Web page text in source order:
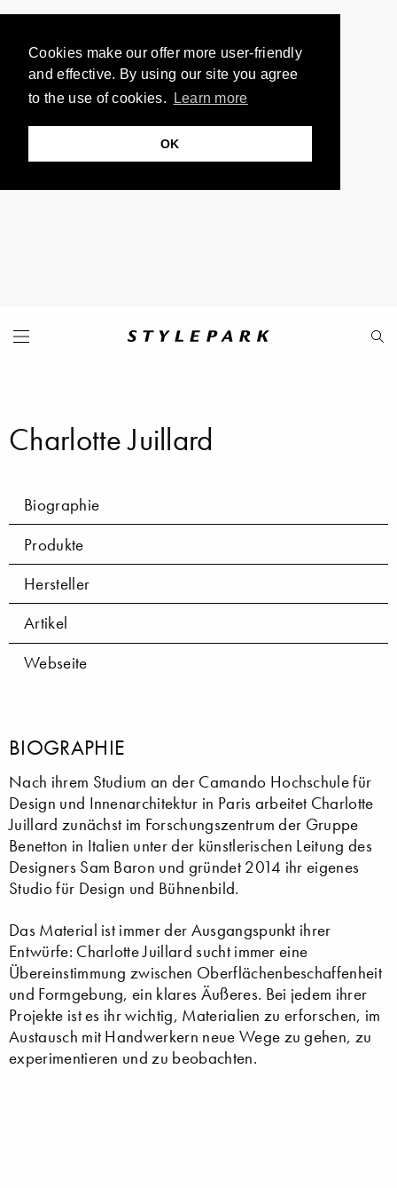
Cookies make our offer more user-friendly
and effective. By using our site you agree
to the use of cookies.
Learn more
OK
Charlotte Juillard
Biographie
Produkte
Hersteller
Artikel
Webseite
BIOGRAPHIE
Nach ihrem Studium an der Camando Hochschule für
Design und Innenarchitektur in Paris arbeitet Charlotte
Juillard zunächst im Forschungszentrum der Gruppe
Benetton in Italien unter der künstlerischen Leitung des
Designers Sam Baron und gründet 2014 ihr eigenes
Studio für Design und Bühnenbild.
Das Material ist immer der Ausgangspunkt ihrer
Entwürfe: Charlotte Juillard sucht immer eine
Übereinstimmung zwischen Oberflächenbeschaffenheit
und Formgebung, ein klares Äußeres. Bei jedem ihrer
Projekte ist es ihr wichtig, Materialien zu erforschen, im
Austausch mit Handwerkern neue Wege zu gehen, zu
experimentieren und zu beobachten.